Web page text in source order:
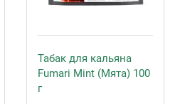
Табак для кальяна
Fumari Mint (Мята) 100
г